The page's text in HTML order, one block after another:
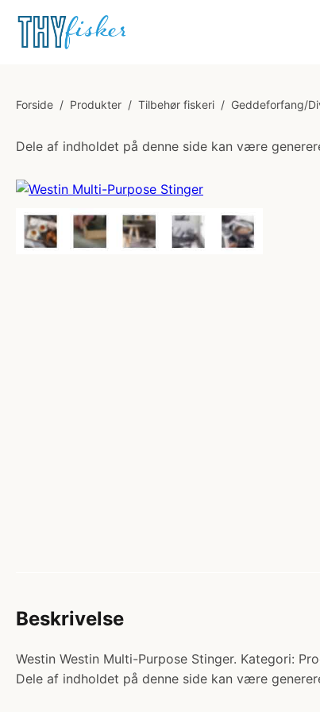
Forside / Produkter / Tilbehør fiskeri / Geddeforfang/
Dele af indholdet på denne side kan være
Beskrivelse
Westin Westin Multi-Purpose Stinger. Kategori:
Dele af indholdet på denne side kan være